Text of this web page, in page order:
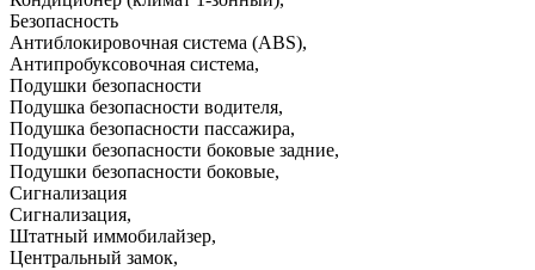
Безопасность
Антиблокировочная система (ABS),
Антипробуксовочная система,
Подушки безопасности
Подушка безопасности водителя,
Подушка безопасности пассажира,
Подушки безопасности боковые задние,
Подушки безопасности боковые,
Сигнализация
Сигнализация,
Штатный иммобилайзер,
Центральный замок,